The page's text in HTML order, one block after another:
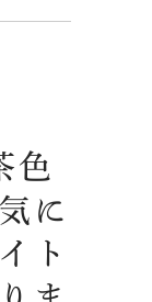
色
に
ト